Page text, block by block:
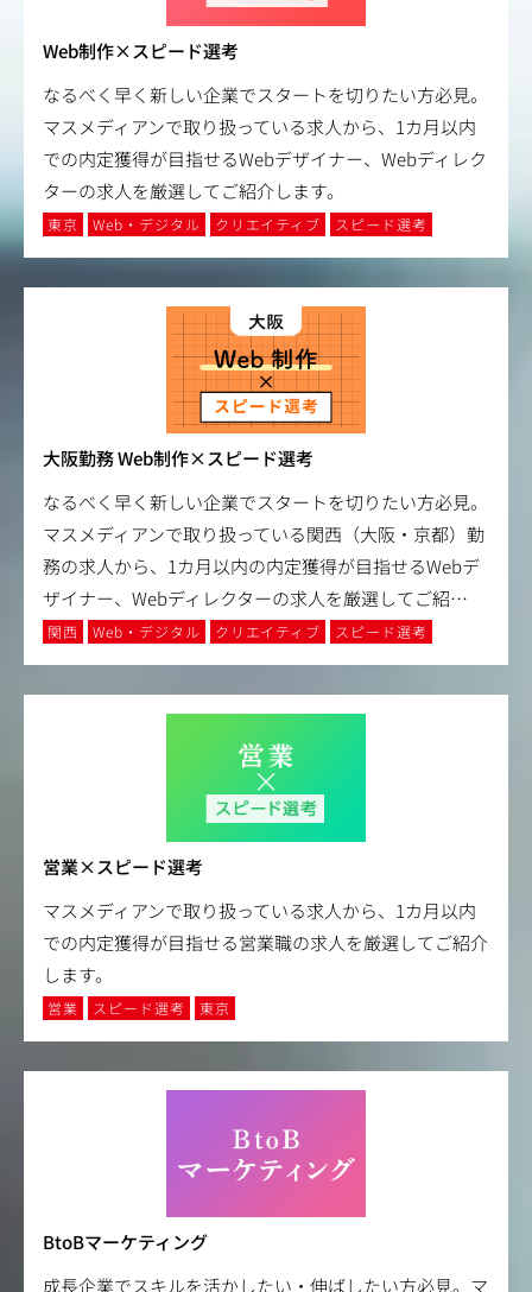
Web制作×スピード選考
なるべく早く新しい企業でスタートを切りたい方必見。
マスメディアンで取り扱っている求人から、1カ月以内
での内定獲得が目指せるWebデザイナー、Webディレク
ターの求人を厳選してご紹介します。
東京 Web・デジタル クリエイティブ スピード選考
大阪勤務 Web制作×スピード選考
なるべく早く新しい企業でスタートを切りたい方必見。
マスメディアンで取り扱っている関西（大阪・京都）勤
務の求人から、1カ月以内の内定獲得が目指せるWebデ
ザイナー、Webディレクターの求人を厳選してご紹…
関西 Web・デジタル クリエイティブ スピード選考
営業×スピード選考
マスメディアンで取り扱っている求人から、1カ月以内
での内定獲得が目指せる営業職の求人を厳選してご紹介
します。
営業 スピード選考 東京
BtoBマーケティング
成長企業でスキルを活かしたい・伸ばしたい方必見。マ